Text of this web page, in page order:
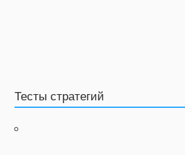
Тесты стратегий